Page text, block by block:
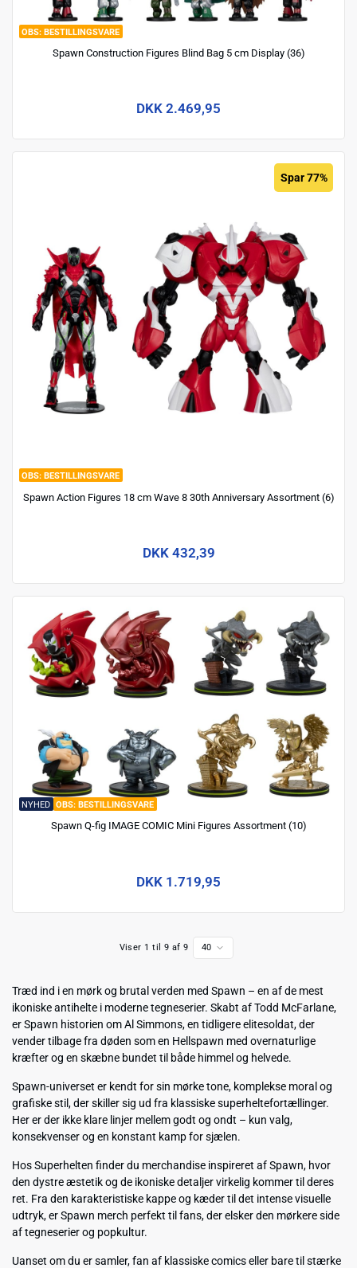
BESTILLINGSVARE
Spawn Construction Figures Blind Bag 5 cm Display (36)
DKK 2.469,95
BESTILLINGSVARE
Spar 77%
Spawn Action Figures 18 cm Wave 8 30th Anniversary Assortment (6)
DKK 432,39
NYHED BESTILLINGSVARE
Spawn Q-fig IMAGE COMIC Mini Figures Assortment (10)
DKK 1.719,95
Viser 1 til 9 af 9 40
Træd ind i en mørk og brutal verden med Spawn – en af de mest
ikoniske antihelte i moderne tegneserier. Skabt afTodd McFarlane,
er Spawn historien om Al Simmons, en tidligere elitesoldat, der
vender tilbage fra døden som en Hellspawn med overnaturlige
kræfter og en skæbne bundet til både himmel og helvede.
Spawn-universet er kendt for sin mørke tone, komplekse moral og
grafiske stil, der skiller sig ud fra klassiske superheltefortællinger.
Her er der ikke klare linjer mellem godt og ondt – kun valg,
konsekvenser og en konstant kamp for sjælen.
Hos Superhelten finder du merchandise inspireret af Spawn, hvor
den dystre æstetik og de ikoniske detaljer virkelig kommer til deres
ret. Fra den karakteristiske kappe og kæder til det intense visuelle
udtryk, er Spawn merch perfekt til fans, der elsker den mørkere side
af tegneserier og popkultur.
Uanset om du er samler, fan af klassiske comics eller bare til stærke